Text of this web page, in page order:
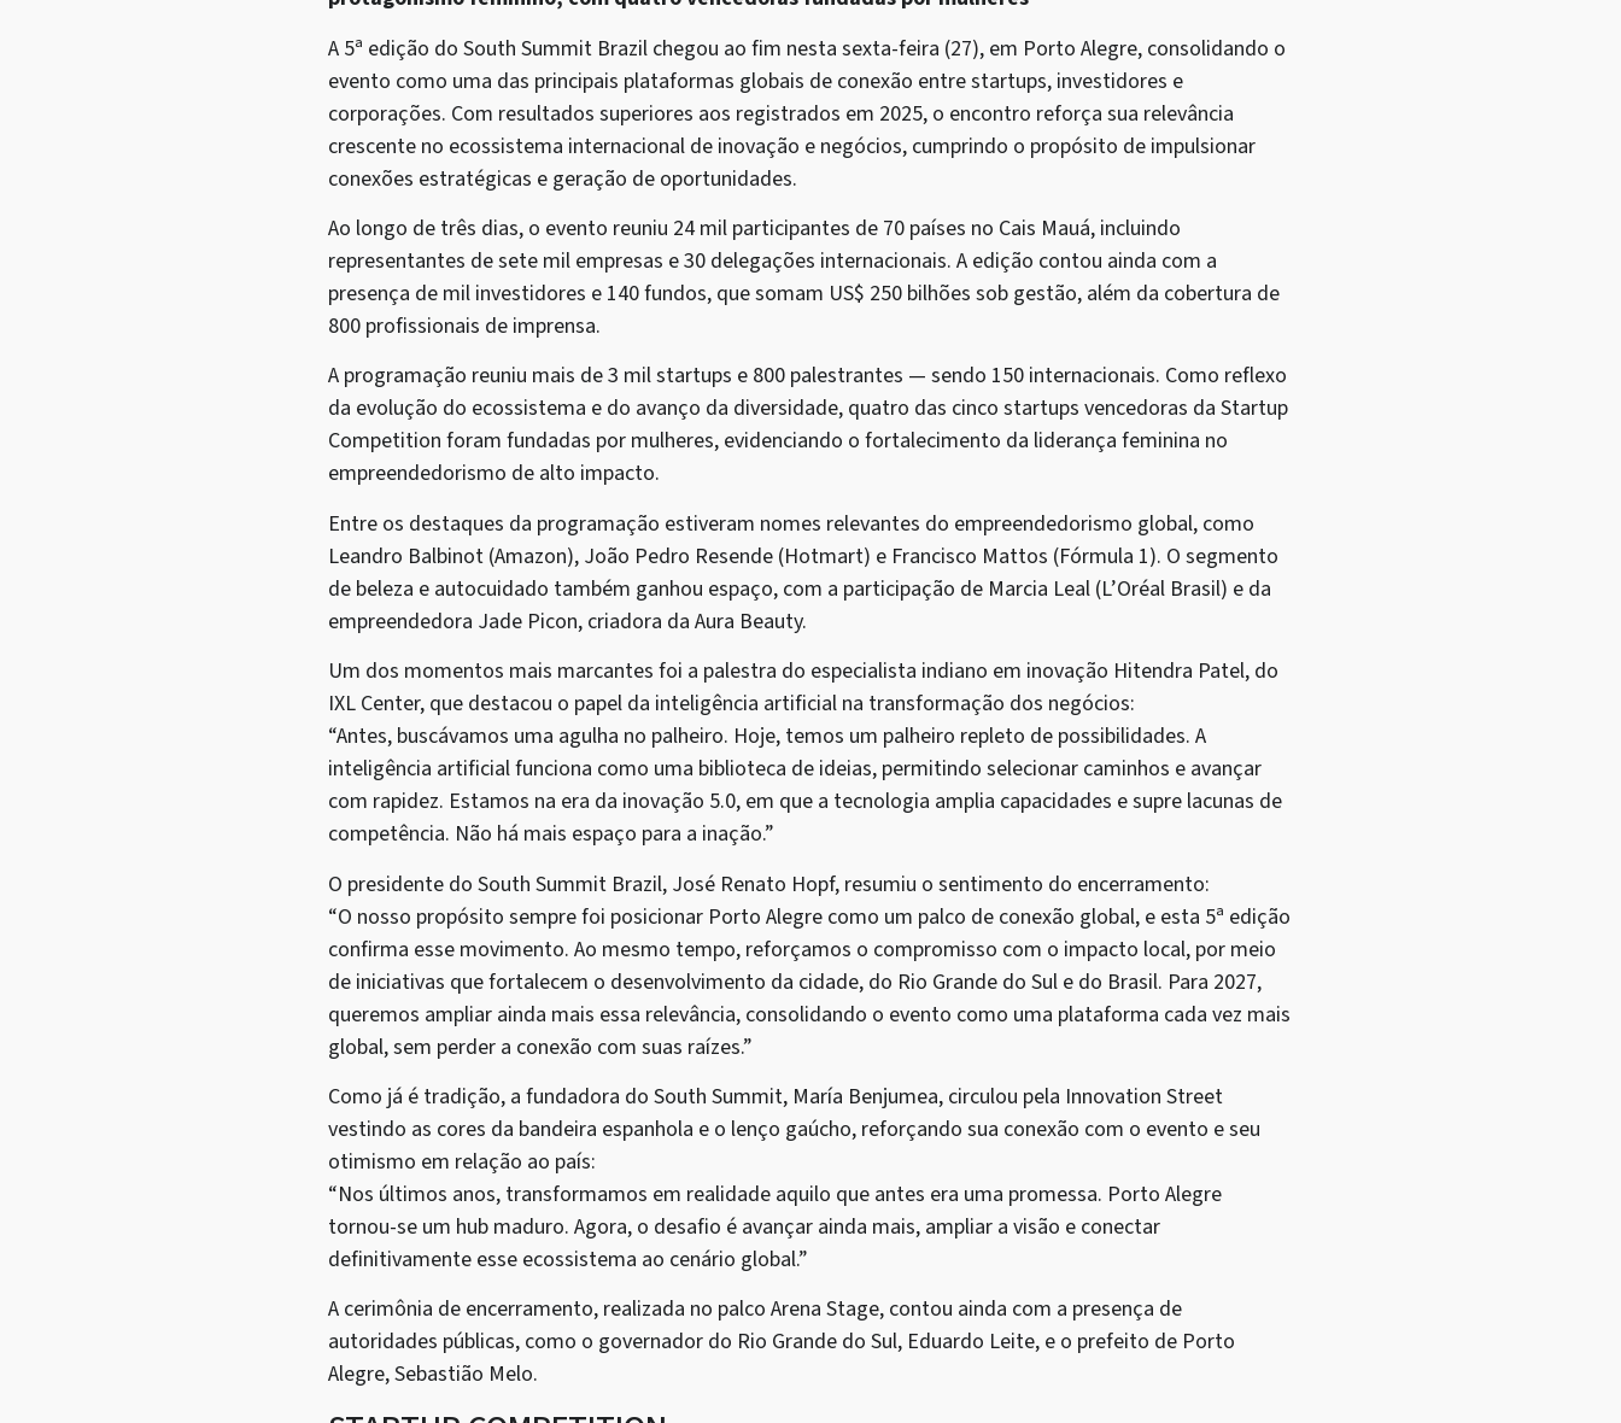
A 5ª edição do South Summit Brazil chegou ao fim nesta sexta-feira (27), em Porto Alegre, consolidando o
evento como uma das principais plataformas globais de conexão entre startups, investidores e
corporações. Com resultados superiores aos registrados em 2025, o encontro reforça sua relevância
crescente no ecossistema internacional de inovação e negócios, cumprindo o propósito de impulsionar
conexões estratégicas e geração de oportunidades.
Ao longo de três dias, o evento reuniu 24 mil participantes de 70 países no Cais Mauá, incluindo
representantes de sete mil empresas e 30 delegações internacionais. A edição contou ainda com a
presença de mil investidores e 140 fundos, que somam US$ 250 bilhões sob gestão, além da cobertura de
800 profissionais de imprensa.
A programação reuniu mais de 3 mil startups e 800 palestrantes — sendo 150 internacionais. Como reflexo
da evolução do ecossistema e do avanço da diversidade, quatro das cinco startups vencedoras da Startup
Competition foram fundadas por mulheres, evidenciando o fortalecimento da liderança feminina no
empreendedorismo de alto impacto.
Entre os destaques da programação estiveram nomes relevantes do empreendedorismo global, como
Leandro Balbinot (Amazon), João Pedro Resende (Hotmart) e Francisco Mattos (Fórmula 1). O segmento
de beleza e autocuidado também ganhou espaço, com a participação de Marcia Leal (L’Oréal Brasil) e da
empreendedora Jade Picon, criadora da Aura Beauty.
Um dos momentos mais marcantes foi a palestra do especialista indiano em inovação Hitendra Patel, do
IXL Center, que destacou o papel da inteligência artificial na transformação dos negócios:
“Antes, buscávamos uma agulha no palheiro. Hoje, temos um palheiro repleto de possibilidades. A
inteligência artificial funciona como uma biblioteca de ideias, permitindo selecionar caminhos e avançar
com rapidez. Estamos na era da inovação 5.0, em que a tecnologia amplia capacidades e supre lacunas de
competência. Não há mais espaço para a inação.”
O presidente do South Summit Brazil, José Renato Hopf, resumiu o sentimento do encerramento:
“O nosso propósito sempre foi posicionar Porto Alegre como um palco de conexão global, e esta 5ª edição
confirma esse movimento. Ao mesmo tempo, reforçamos o compromisso com o impacto local, por meio
de iniciativas que fortalecem o desenvolvimento da cidade, do Rio Grande do Sul e do Brasil. Para 2027,
queremos ampliar ainda mais essa relevância, consolidando o evento como uma plataforma cada vez mais
global, sem perder a conexão com suas raízes.”
Como já é tradição, a fundadora do South Summit, María Benjumea, circulou pela Innovation Street
vestindo as cores da bandeira espanhola e o lenço gaúcho, reforçando sua conexão com o evento e seu
otimismo em relação ao país:
“Nos últimos anos, transformamos em realidade aquilo que antes era uma promessa. Porto Alegre
tornou-se um hub maduro. Agora, o desafio é avançar ainda mais, ampliar a visão e conectar
definitivamente esse ecossistema ao cenário global.”
A cerimônia de encerramento, realizada no palco Arena Stage, contou ainda com a presença de
autoridades públicas, como o governador do Rio Grande do Sul, Eduardo Leite, e o prefeito de Porto
Alegre, Sebastião Melo.